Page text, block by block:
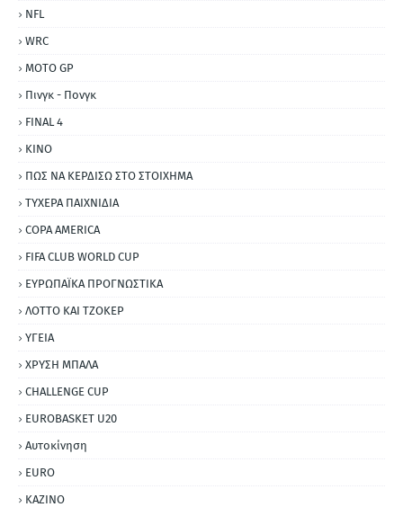
NFL
WRC
MOTO GP
Πινγκ - Πονγκ
FINAL 4
ΚΙΝΟ
ΠΩΣ ΝΑ ΚΕΡΔΙΣΩ ΣΤΟ ΣΤΟΙΧΗΜΑ
ΤΥΧΕΡΑ ΠΑΙΧΝΙΔΙΑ
COPA AMERICA
FIFA CLUB WORLD CUP
ΕΥΡΩΠΑΪΚΑ ΠΡΟΓΝΩΣΤΙΚΑ
ΛΟΤΤΟ ΚΑΙ ΤΖΟΚΕΡ
ΥΓΕΙΑ
ΧΡΥΣΗ ΜΠΑΛΑ
CHALLENGE CUP
EUROBASKET U20
Αυτοκίνηση
ΕURO
ΚΑΖΙΝΟ